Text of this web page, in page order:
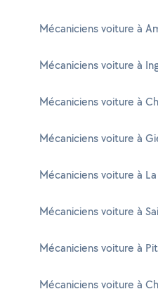
Mécaniciens voiture à
Mécaniciens voiture à
Mécaniciens voiture à
Mécaniciens voiture à
Mécaniciens voiture à
Mécaniciens voiture à
Mécaniciens voiture à
Mécaniciens voiture à